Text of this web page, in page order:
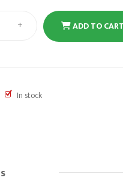
+ ADD TO CART
In stock